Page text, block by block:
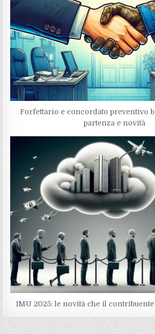
Forfettario e concordato preventivo
partenza e novità
IMU 2025: le novità che il